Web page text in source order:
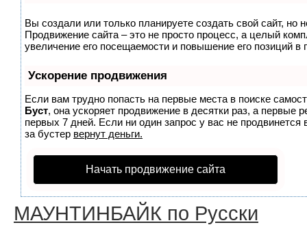
Вы создали или только планируете создать свой сайт, но
Продвижение сайта – это не просто процесс, а целый
увеличение его посещаемости и повышение его позиций в
Ускорение продвижения
Если вам трудно попасть на первые места в поиске
Буст, она ускоряет продвижение в десятки раз, а первые
первых 7 дней. Если ни один запрос у вас не продвинется
за бустер вернут деньги.
Начать продвижение сайта
МАУНТИНБАЙК по Русски